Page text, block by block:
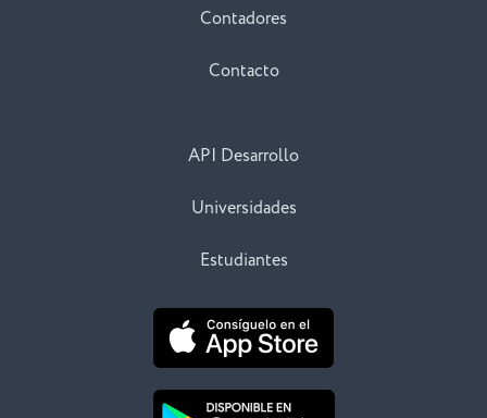
Contadores
Contacto
API Desarrollo
Universidades
Estudiantes